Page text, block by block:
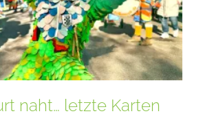
naht… letzte Karten